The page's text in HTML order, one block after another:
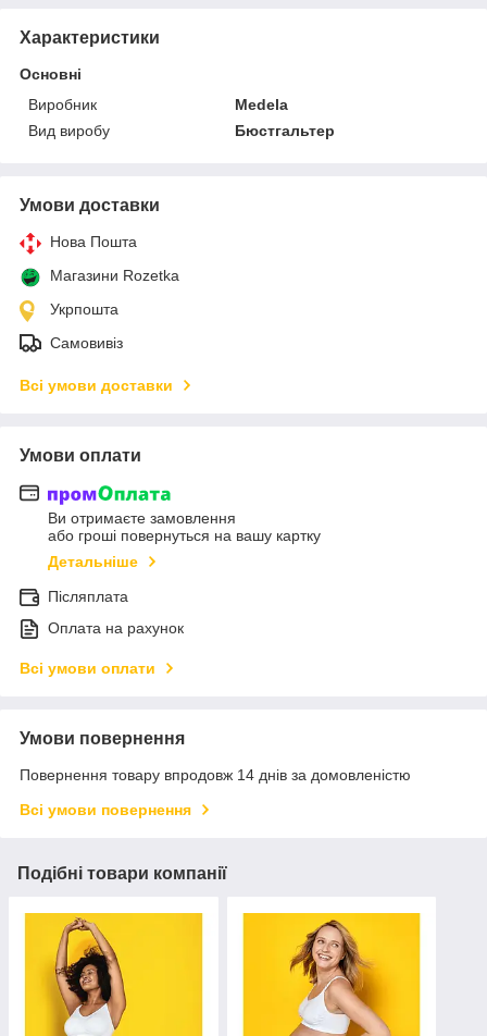
Характеристики
Основні
Виробник
Medela
Вид виробу
Бюстгальтер
Умови доставки
Нова Пошта
Магазини Rozetka
Укрпошта
Самовивіз
Всі умови доставки
Умови оплати
Ви отримаєте замовлення
або гроші повернуться на вашу картку
Детальніше
Післяплата
Оплата на рахунок
Всі умови оплати
Умови повернення
Повернення товару впродовж 14 днів за домовленістю
Всі умови повернення
Подібні товари компанії